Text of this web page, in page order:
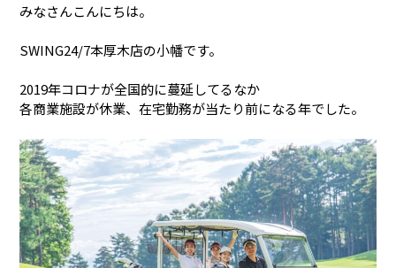
みなさんこんにちは。
SWING24/7本厚木店の小幡です。
2019年コロナが全国的に蔓延してるなか
各商業施設が休業、在宅勤務が当たり前になる年でした。